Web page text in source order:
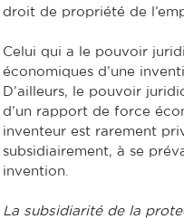
droit de propriété de
Celui qui a le pouvoir
économiques d’une
D’ailleurs, le pouvoir
d’un rapport de force
inventeur est rarement
subsidiairement, à se
invention.
La subsidiarité de la